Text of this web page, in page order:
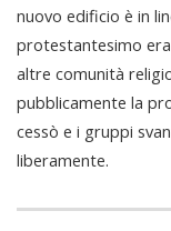
nuovo edificio è in
protestantesimo
altre comunità
pubblicamente la
cessò e i gruppi
liberamente.